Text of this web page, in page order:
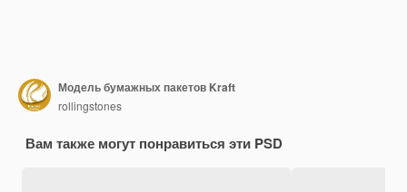
Модель бумажных пакетов Kraft
rollingstones
Вам также могут понравиться эти PSD